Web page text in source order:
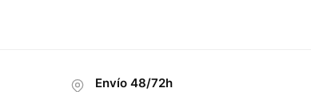
Envío 48/72h